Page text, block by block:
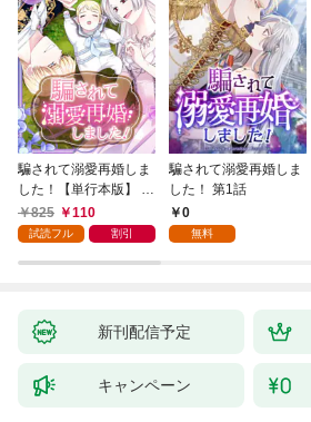
騙されて溺愛再婚しま
した！【単行本版】 1
巻825 110
試読フル 割引
騙されて溺愛再婚しま
した！ 第1話
0
無料
新刊配信予定
キャンペーン